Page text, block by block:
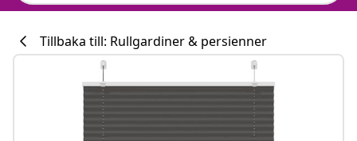
Tillbaka till: Rullgardiner & persienner